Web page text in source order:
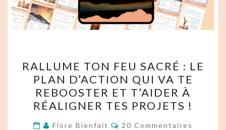
TON
FEU
SACRÉ :
LE
PLAN
RALLUME TON FEU SACRÉ : LE
PLAN D’ACTION QUI VA TE
REBOOSTER ET T’AIDER À
RÉALIGNER TES PROJETS !
Flore Bienfait Commentaires
20 Commentaires